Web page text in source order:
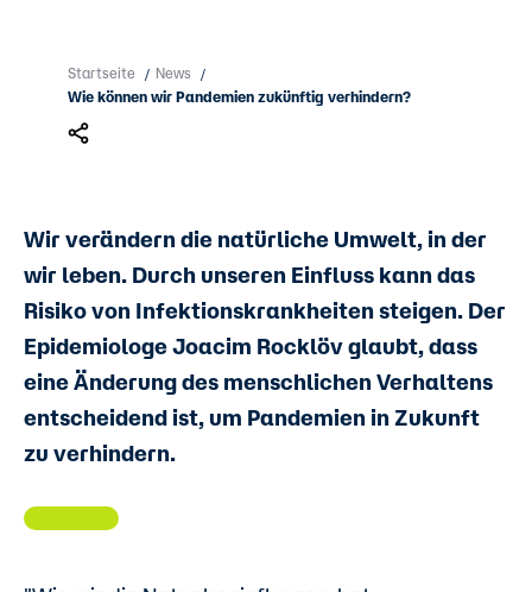
Startseite / News /
Wie können wir Pandemien zukünftig verhindern?
Wir verändern die natürliche Umwelt, in der
wir leben. Durch unseren Einfluss kann das
Risiko von Infektionskrankheiten steigen. Der
Epidemiologe Joacim Rocklöv glaubt, dass
eine Änderung des menschlichen Verhaltens
entscheidend ist, um Pandemien in Zukunft
zu verhindern.